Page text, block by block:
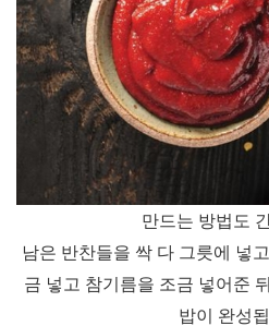
만드는 방법도
남은 반찬들을 싹 다 그릇에 넣
금 넣고 참기름을 조금 넣어준 뒤
밥이 완성